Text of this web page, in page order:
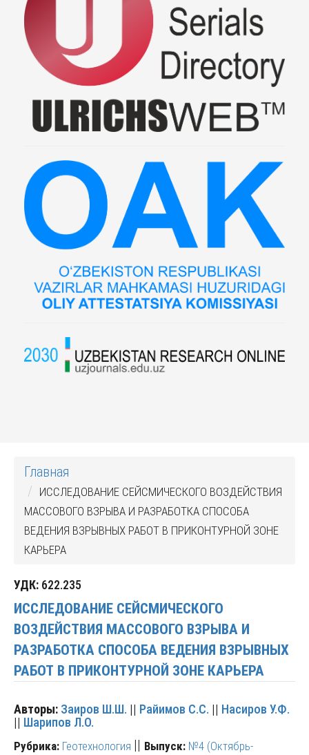
Главная
ИССЛЕДОВАНИЕ СЕЙСМИЧЕСКОГО ВОЗДЕЙСТВИЯ
МАССОВОГО ВЗРЫВА И РАЗРАБОТКА СПОСОБА
ВЕДЕНИЯ ВЗРЫВНЫХ РАБОТ В ПРИКОНТУРНОЙ ЗОНЕ
КАРЬЕРА
УДК: 622.235
ИССЛЕДОВАНИЕ СЕЙСМИЧЕСКОГО
ВОЗДЕЙСТВИЯ МАССОВОГО ВЗРЫВА И
РАЗРАБОТКА СПОСОБА ВЕДЕНИЯ ВЗРЫВНЫХ
РАБОТ В ПРИКОНТУРНОЙ ЗОНЕ КАРЬЕРА
Авторы: Заиров Ш.Ш. || Райимов С.С. || Насиров У.Ф.
|| Шарипов Л.О.
Рубрика: Геотехнология || Выпуск: №4 (Октябрь-